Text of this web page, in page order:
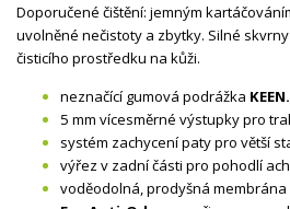
Doporučené čištění: jemným
uvolněné nečistoty a zbytky. Silné
čisticího prostředku na kůži.
neznačící gumová podrážka
5 mm vícesměrné výstupky pro
systém zachycení paty pro větší
výřez v zadní části pro pohodlí
voděodolná, prodyšná membrána